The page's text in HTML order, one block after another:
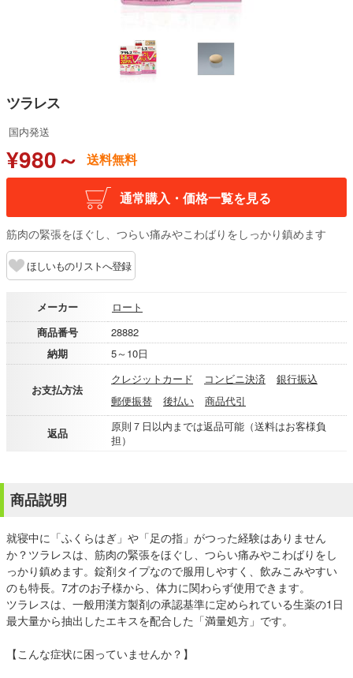
ツラレス
国内発送
¥980～ 送料無料
通常購入・価格一覧を見る
筋肉の緊張をほぐし、つらい痛みやこわばりをしっかり鎮めます
ほしいものリストへ登録
メーカー
ロート
商品番号
28882
納期
5～10日
お支払方法
クレジットカード コンビニ決済
銀行振込
郵便振替
後払い 商品代引
返品
原則７日以内までは返品可能（送料はお客様負
担）
商品説明
就寝中に「ふくらはぎ」や「足の指」がつった経験はありません
か？ツラレスは、筋肉の緊張をほぐし、つらい痛みやこわばりをし
っかり鎮めます。錠剤タイプなので服用しやすく、飲みこみやすい
のも特長。7才のお子様から、体力に関わらず使用できます。
ツラレスは、一般用漢方製剤の承認基準に定められている生薬の1日
最大量から抽出したエキスを配合した「満量処方」です。
【こんな症状に困っていませんか？】